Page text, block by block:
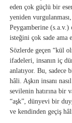
eden çok güçlü bir
yeniden
Peygamberine (s.a.v.)
isteğini çok sade
Sözlerde geçen “kül
ifadeleri, insanın iç
anlatıyor. Bu, sadece
hâli. Aşkın insanı
sevilenin hatırına bir
“aşk”, dünyevi bir
ve kendinden geçiş